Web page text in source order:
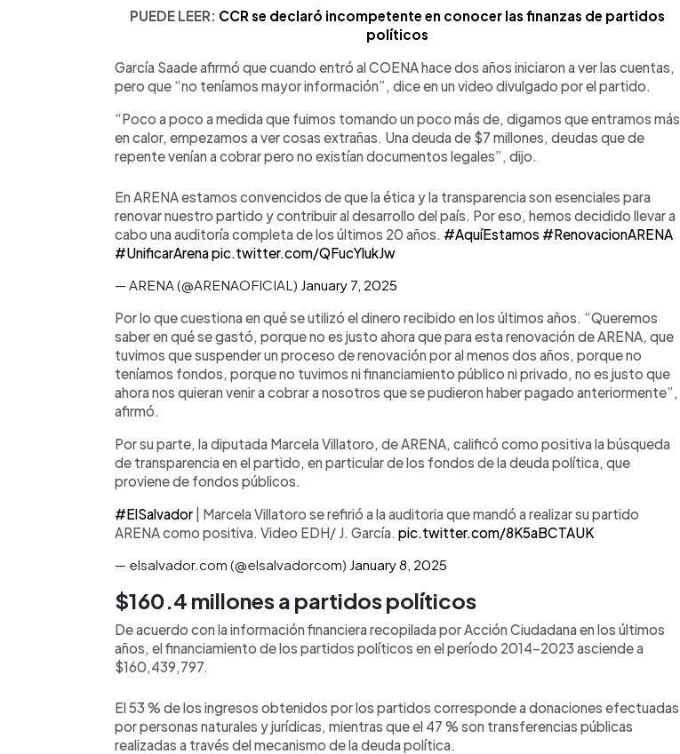
PUEDE LEER: CCR se declaró incompetente en conocer las finanzas de partidos
políticos
García Saade afirmó que cuando entró al COENA hace dos años iniciaron a ver las cuentas,
pero que “no teníamos mayor información”, dice en un video divulgado por el partido.
“Poco a poco a medida que fuimos tomando un poco más de, digamos que entramos más
en calor, empezamos a ver cosas extrañas. Una deuda de $7 millones, deudas que de
repente venían a cobrar pero no existían documentos legales”, dijo.
En ARENA estamos convencidos de que la ética y la transparencia son esenciales para
renovar nuestro partido y contribuir al desarrollo del país. Por eso, hemos decidido llevar a
cabo una auditoría completa de los últimos 20 años. #AquíEstamos #RenovacionARENA
#UnificarArenapic.twitter.com/QFucYlukJw
— ARENA (@ARENAOFICIAL) January 7, 2025
Por lo que cuestiona en qué se utilizó el dinero recibido en los últimos años. “Queremos
saber en qué se gastó, porque no es justo ahora que para esta renovación de ARENA, que
tuvimos que suspender un proceso de renovación por al menos dos años, porque no
teníamos fondos, porque no tuvimos ni financiamiento público ni privado, no es justo que
ahora nos quieran venir a cobrar a nosotros que se pudieron haber pagado anteriormente”,
afirmó.
Por su parte, la diputada Marcela Villatoro, de ARENA, calificó como positiva la búsqueda
de transparencia en el partido, en particular de los fondos de la deuda política, que
proviene de fondos públicos.
#ElSalvador | Marcela Villatoro se refirió a la auditoria que mandó a realizar su partido
ARENA como positiva. Video EDH/ J. García. pic.twitter.com/8K5aBCTAUK
— elsalvador.com (@elsalvadorcom) January 8, 2025
$160.4 millones a partidos políticos
De acuerdo con la información financiera recopilada por Acción Ciudadana en los últimos
años, el financiamiento de los partidos políticos en el período 2014-2023 asciende a
$160,439,797.
El 53 % de los ingresos obtenidos por los partidos corresponde a donaciones efectuadas
por personas naturales y jurídicas, mientras que el 47 % son transferencias públicas
realizadas a través del mecanismo de la deuda política.